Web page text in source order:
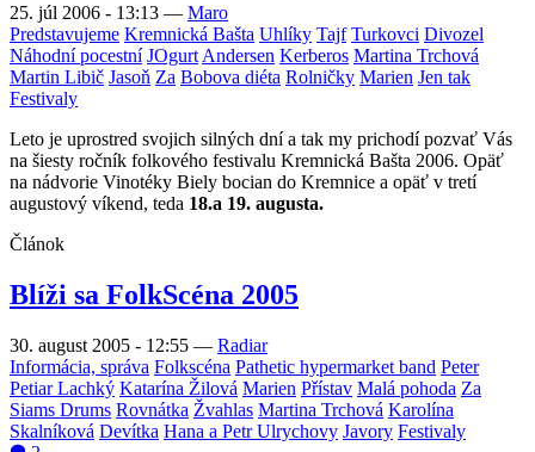
25. júl 2006 - 13:13 — Maro
Predstavujeme Kremnická Bašta Uhlíky Tajf Turkovci Divozel
Náhodní pocestní JOgurt Andersen Kerberos Martina Trchová
Martin Libič Jasoň Za Bobova diéta Rolničky Marien Jen tak
Festivaly
Leto je uprostred svojich silných dní a tak my prichodí pozvať Vás
na šiesty ročník folkového festivalu Kremnická Bašta 2006. Opäť
na nádvorie Vinotéky Biely bocian do Kremnice a opäť v tretí
augustový víkend, teda 18.a 19. augusta.
Článok
Blíži sa FolkScéna 2005
30. august 2005 - 12:55 — Radiar
Informácia, správa Folkscéna Pathetic hypermarket band Peter
Petiar Lachký Katarína Žilová Marien Přístav Malá pohoda Za
Siams Drums Rovnátka Žvahlas Martina Trchová Karolína
Skalníková Devítka Hana a Petr Ulrychovy Javory Festivaly